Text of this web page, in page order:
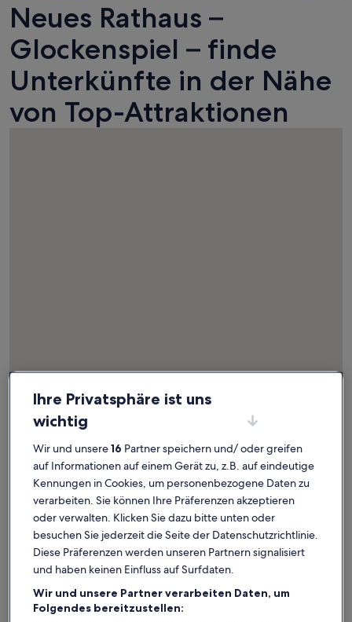
Neues Rathaus –
Glockenspiel – finde
Unterkünfte in der Nähe
von Top-Attraktionen
Attraktionen
1
Ihre Privatsphäre ist uns
wichtig
Wir und unsere16 Partner speichern und/ oder greifen
auf Informationen auf einem Gerät zu, z.B. auf eindeutige
Kennungen in Cookies, um personenbezogene Daten zu
verarbeiten. Sie können Ihre Präferenzen akzeptieren
oder verwalten. Klicken Sie dazu bitte unten oder
besuchen Sie jederzeit die Seite der Datenschutzrichtlinie.
Diese Präferenzen werden unseren Partnern signalisiert
und haben keinen Einfluss auf Surfdaten.
Wir und unsere Partner verarbeiten Daten, um
Folgendes bereitzustellen: